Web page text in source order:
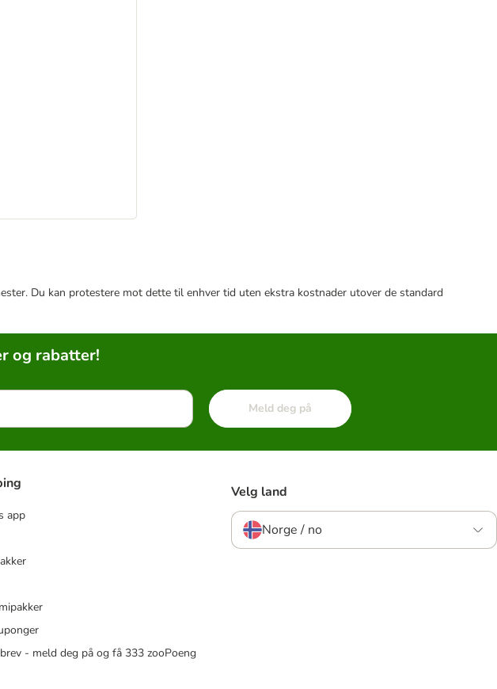
Du kan protestere mot dette til enhver tid uten ekstra kostnader utover de standard
og rabatter!
Meld deg på
app
- meld deg på og få 333 zooPoeng
Velg land
Norge / no